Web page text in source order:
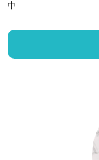
中…